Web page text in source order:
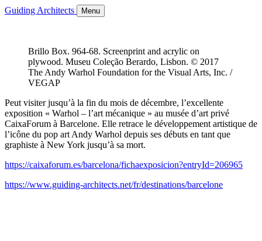
Guiding Architects Menu
Brillo Box. 964-68. Screenprint and acrylic on
plywood. Museu Coleção Berardo, Lisbon. © 2017
The Andy Warhol Foundation for the Visual Arts, Inc. /
VEGAP
Peut visiter jusqu’à la fin du mois de décembre, l’excellente
exposition « Warhol – l’art mécanique » au musée d’art privé
CaixaForum à Barcelone. Elle retrace le développement artistique de
l’icône du pop art Andy Warhol depuis ses débuts en tant que
graphiste à New York jusqu’à sa mort.
https://caixaforum.es/barcelona/fichaexposicion?entryId=206965
https://www.guiding-architects.net/fr/destinations/barcelone